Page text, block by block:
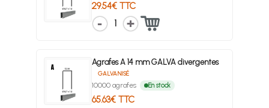
29.54€ TTC
1
Agrafes A 14 mm GALVA divergentes
GALVANISÉ
10000 agrafes En stock
65.63€ TTC